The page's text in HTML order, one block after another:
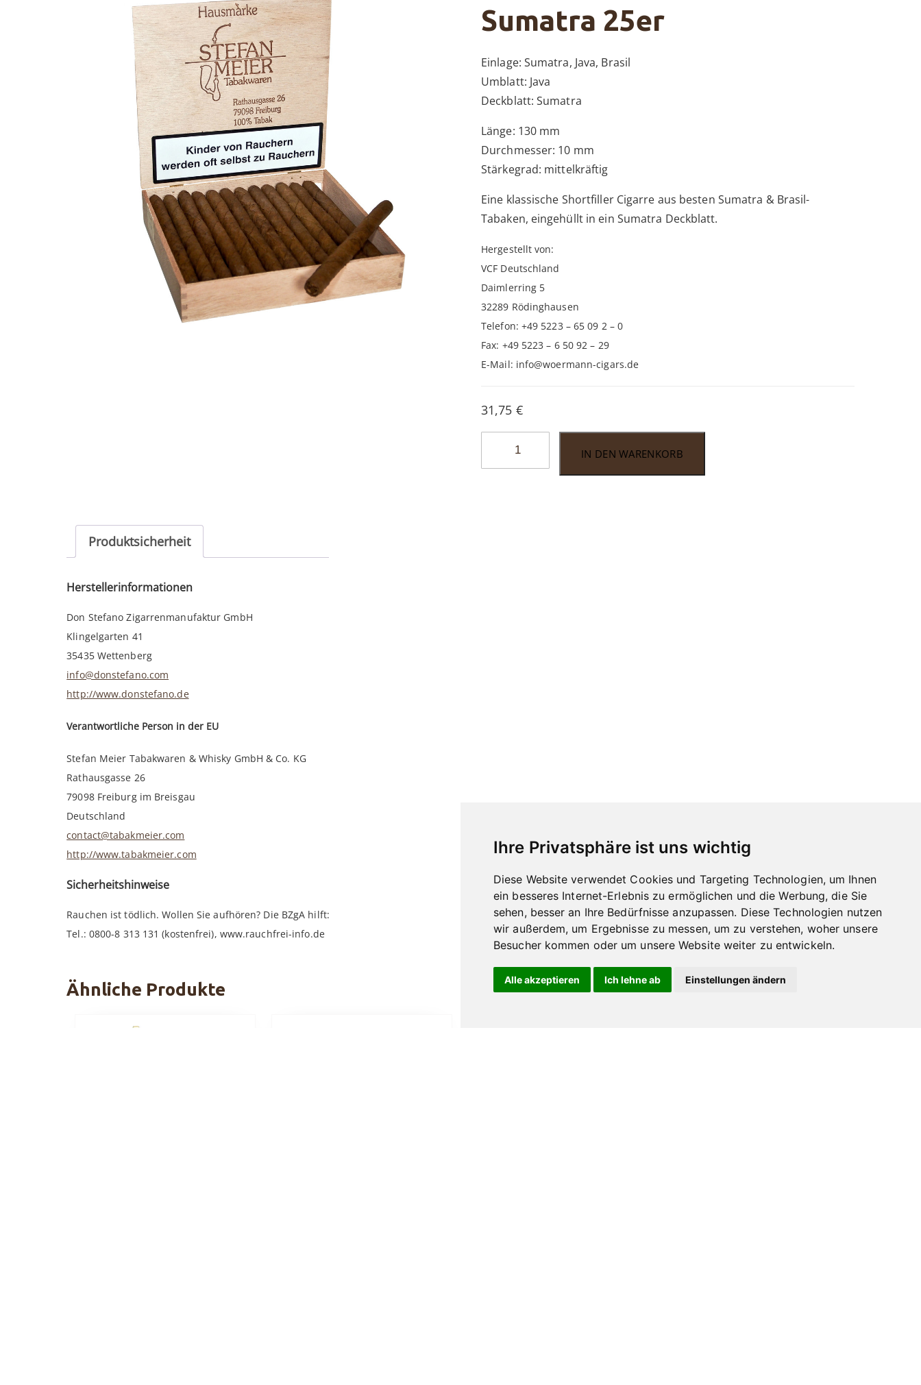
Ihre Privatsphäre ist uns wichtig
Diese Website verwendet Cookies und Targeting Technologien, um Ihnen
ein besseres Internet-Erlebnis zu ermöglichen und die Werbung, die Sie
sehen, besser an Ihre Bedürfnisse anzupassen. Diese Technologien nutzen
wir außerdem, um Ergebnisse zu messen, um zu verstehen, woher unsere
Besucher kommen oder um unsere Website weiter zu entwickeln.
Alle akzeptieren Ich lehne ab Einstellungen ändern
Sumatra 25er
Einlage: Sumatra, Java, Brasil
Umblatt: Java
Deckblatt: Sumatra
Länge: 130 mm
Durchmesser: 10 mm
Stärkegrad: mittelkräftig
Eine klassische Shortfiller Cigarre aus besten Sumatra & Brasil-
Tabaken, eingehüllt in ein Sumatra Deckblatt.
Hergestellt von:
VCF Deutschland
Daimlerring 5
32289 Rödinghausen
Telefon: +49 5223 – 65 09 2 – 0
Fax: +49 5223 – 6 50 92 – 29
E-Mail: info@woermann-cigars.de
31,75 €
IN DEN WARENKORB
Produktsicherheit
Herstellerinformationen
Don Stefano Zigarrenmanufaktur GmbH
Klingelgarten 41
35435 Wettenberg
info@donstefano.com
http://www.donstefano.de
Verantwortliche Person in der EU
Stefan Meier Tabakwaren & Whisky GmbH & Co. KG
Rathausgasse 26
79098 Freiburg im Breisgau
Deutschland
contact@tabakmeier.com
http://www.tabakmeier.com
Sicherheitshinweise
Rauchen ist tödlich. Wollen Sie aufhören? Die BZgA hilft:
Tel.: 0800-8 313 131 (kostenfrei), www.rauchfrei-info.de
Ähnliche Produkte